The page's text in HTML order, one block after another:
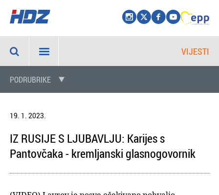
VIJESTI
PODRUBRIKE
19. 1. 2023.
IZ RUSIJE S LJUBAVLJU: Karijes s
Pantovčaka - kremljanski glasnogovornik